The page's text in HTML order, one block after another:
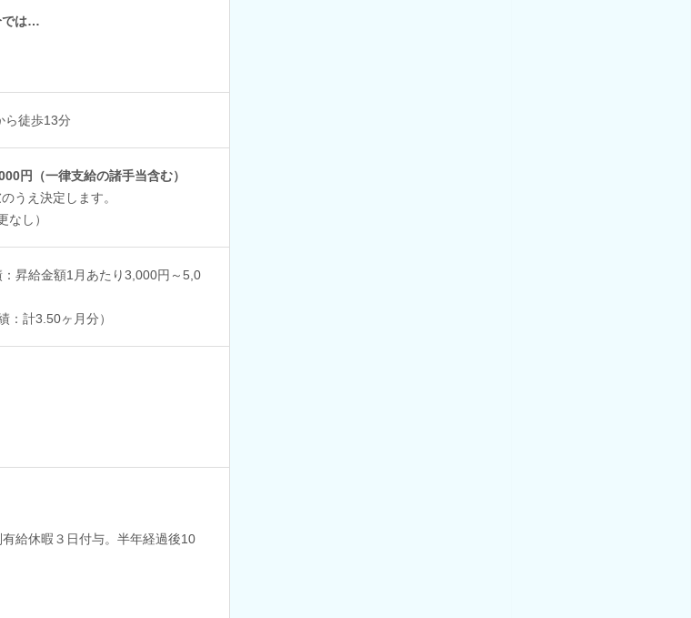
では…
ら徒歩13分
円（一律支給の諸手当含む）
うえ決定します。
し）
昇給金額1月あたり3,000円～5,0
：計3.50ヶ月分）
給休暇３日付与。半年経過後10